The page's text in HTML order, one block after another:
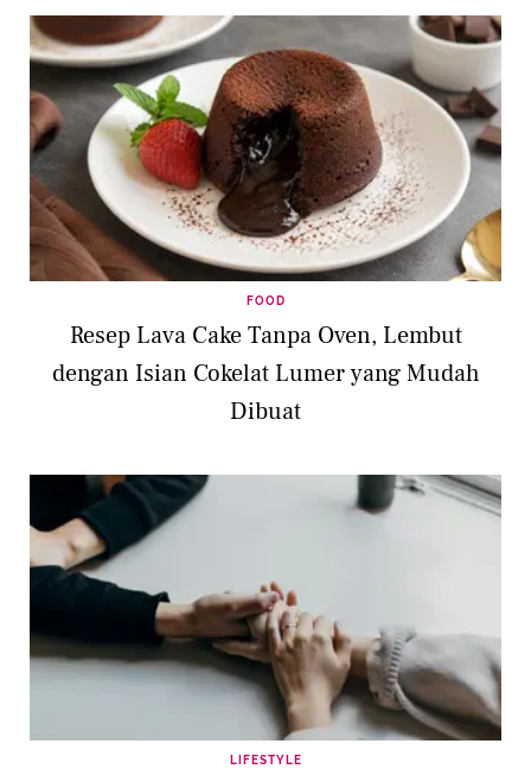
FOOD
Resep Lava Cake Tanpa Oven, Lembut
dengan Isian Cokelat Lumer yang Mudah
Dibuat
LIFESTYLE